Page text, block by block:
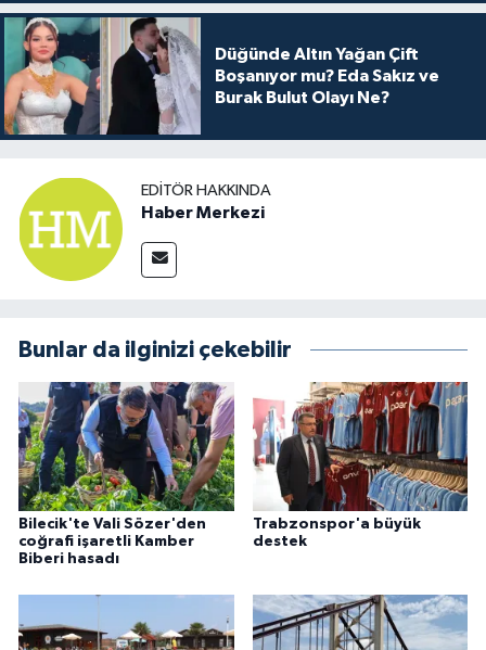
Düğünde Altın Yağan Çift
Boşanıyor mu? Eda Sakız ve
Burak Bulut Olayı Ne?
EDITÖR HAKKINDA
Haber Merkezi
Bunlar da ilginizi çekebilir
Bilecik'te Vali Sözer'den
coğrafi işaretli Kamber
Biberi hasadı
Trabzonspor'a büyük
destek